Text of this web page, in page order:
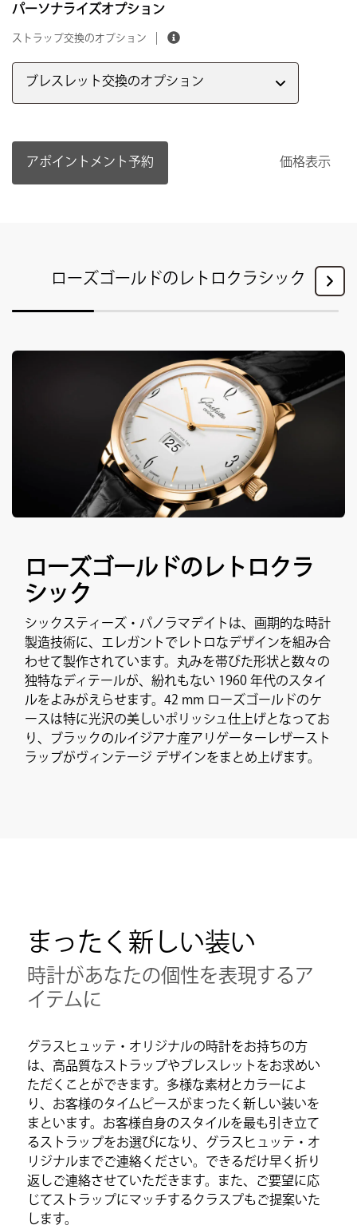
パーソナライズオプション
ストラップ交換のオプション
ブレスレット交換のオプション
アポイントメント予約 価格表示
ローズゴールドのレトロクラシック
ローズゴールドのレトロクラ
シック
シックスティーズ・パノラマデイトは、画期的な時計
製造技術に、エレガントでレトロなデザインを組み合
わせて製作されています。丸みを帯びた形状と数々の
独特なディテールが、紛れもない 1960 年代のスタイ
ルをよみがえらせます。42 mm ローズゴールドのケ
ースは特に光沢の美しいポリッシュ仕上げとなってお
り、ブラックのルイジアナ産アリゲーターレザースト
ラップがヴィンテージ デザインをまとめ上げます。
まったく新しい装い
時計があなたの個性を表現するア
イテムに
グラスヒュッテ・オリジナルの時計をお持ちの方
は、高品質なストラップやブレスレットをお求めい
ただくことができます。多様な素材とカラーによ
り、お客様のタイムピースがまったく新しい装いを
まといます。お客様自身のスタイルを最も引き立て
るストラップをお選びになり、グラスヒュッテ・オ
リジナルまでご連絡ください。できるだけ早く折り
返しご連絡させていただきます。また、ご要望に応
じてストラップにマッチするクラスプもご提案いた
します。